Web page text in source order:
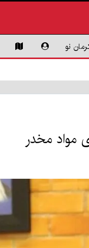
نو
مواد مخدر